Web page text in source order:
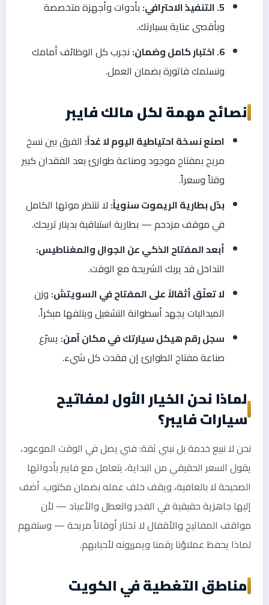
5. التنفيذ الاحترافي:
بأدوات وأجهزة متخصصة
وبأقصى عناية بسيارتك.
6. اختبار كامل وضمان:
نجرب كل الوظائف أمامك
ونسلمك فاتورة بضمان العمل.
نصائح مهمة لكل مالك فايبر
اصنع نسخة احتياطية اليوم لا غداً: الفرق بين نسخ
مريح بمفتاح موجود وصناعة طوارئ بعد الفقدان كبير
وقتاً وسعراً.
بدّل بطارية الريموت سنوياً: لا تنتظر موتها الكامل
في موقف مزدحم — بطارية استباقية بدينار تريحك.
أبعد المفتاح الذكي عن الجوال والمغناطيس:
التداخل قد يربك الشريحة مع الوقت.
لا تعلّق أثقالاً على المفتاح في السويتش: وزن
الميداليات يجهد أسطوانة التشغيل ويتلفها مبكراً.
سجل رقم هيكل سيارتك في مكان آمن: يسرّع
صناعة مفتاح الطوارئ إن فقدت كل شيء.
لماذا نحن الخيار الأول لمفاتيح
سيارات فايبر؟
نحن لا نبيع خدمة بل نبني ثقة: فني يصل في الوقت الموعود،
يقول السعر الحقيقي من البداية، يتعامل مع فايبر بأدواتها
الصحيحة لا بالعافية، ويقف خلف عمله بضمان مكتوب. أضف
إليها جاهزية حقيقية في الفجر والعطل والأعياد — لأن
مواقف المفاتيح والأقفال لا تختار أوقاتاً مريحة — وستفهم
لماذا يحفظ عملاؤنا رقمنا ويمررونه لأحبابهم.
مناطق التغطية في الكويت